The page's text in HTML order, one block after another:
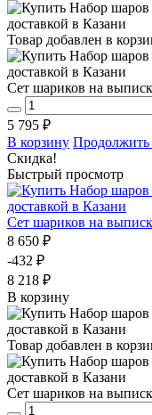
Товар добавлен в
Сет шариков на
5 795 ₽
В корзину Продолжить
Скидка!
Быстрый просмотр
Сет шариков на
8 650 ₽
-432 ₽
8 218 ₽
В корзину
Товар добавлен в
Сет шариков на